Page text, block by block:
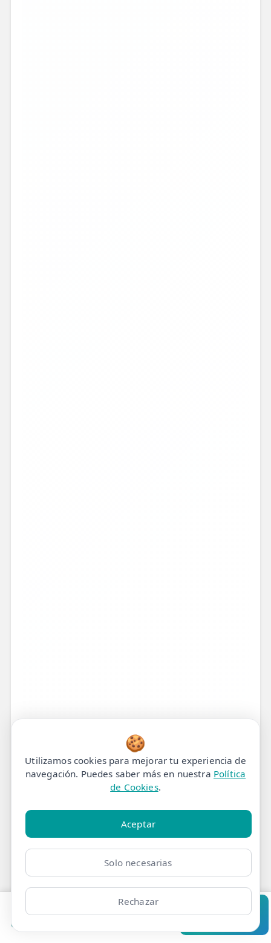
Clínicas
Radiculopatía Cervical: La
Solución Definitiva a ese
Dolor de Cuello que se
Pedir cita Consultar
🍪
Utilizamos cookies para mejorar tu experiencia de
navegación. Puedes saber más en nuestra Política
de Cookies.
Aceptar
Solo necesarias
Rechazar